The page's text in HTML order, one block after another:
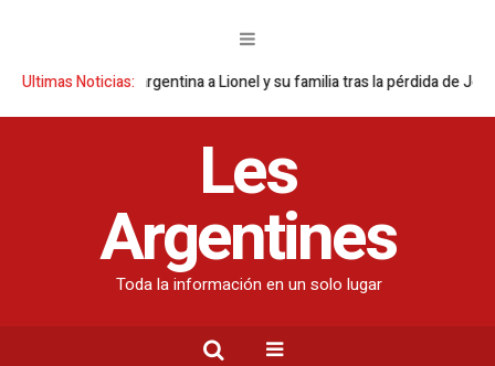
Ultimas Noticias:
Selección argentina a Lionel y su familia tras la pérdida de Jorge
Les
Argentines
Toda la información en un solo lugar